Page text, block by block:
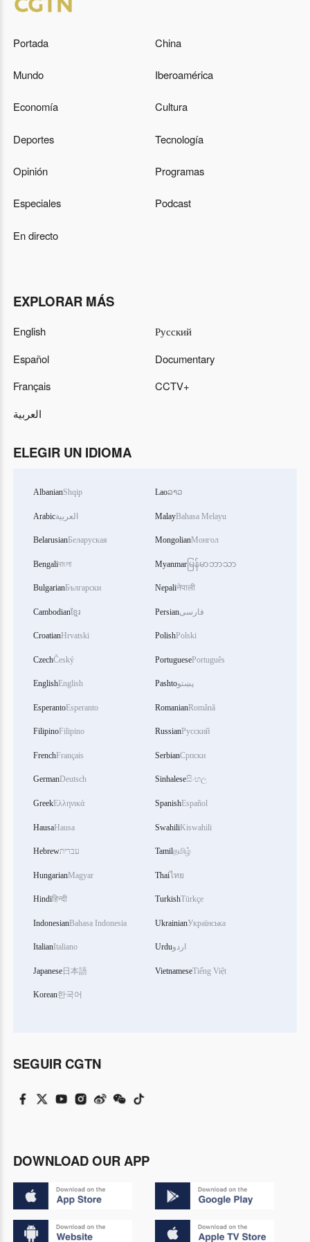
Portada China
Mundo Iberoamérica
Economía Cultura
Deportes Tecnología
Opinión Programas
Especiales Podcast
En directo
EXPLORAR MÁS
English
Español
Français
العربية
Русский
Documentary
CCTV+
ELEGIR UN IDIOMA
AlbanianShqip
Arabicالعربية
BelarusianБеларуская
Bengaliবাংলা
BulgarianБългарски
Cambodianខ្មែរ
CroatianHrvatski
CzechČeský
EnglishEnglish
EsperantoEsperanto
FilipinoFilipino
FrenchFrançais
GermanDeutsch
GreekΕλληνικά
HausaHausa
Hebrewעברית
HungarianMagyar
Hindiहिन्दी
IndonesianBahasa Indonesia
ItalianItaliano
Japanese日本語
Korean한국어
Laoລາວ
MalayBahasa Melayu
MongolianМонгол
Myanmar မြန်မာဘာသာ
Nepaliनेपाली
Persianفارسی
PolishPolski
PortuguesePortuguês
Pashtoپښتو
RomanianRomână
RussianРусский
SerbianСрпски
Sinhaleseසිංහල
SpanishEspañol
SwahiliKiswahili
Tamilதமிழ்
Thaiไทย
TurkishTürkçe
UkrainianУкраїнська
Urduاردو
VietnameseTiếng Việt
SEGUIR CGTN
DOWNLOAD OUR APP